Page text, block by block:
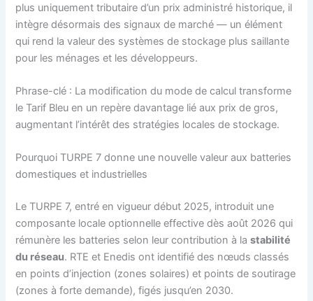
plus uniquement tributaire d’un prix administré historique, il
intègre désormais des signaux de marché — un élément
qui rend la valeur des systèmes de stockage plus saillante
pour les ménages et les développeurs.
Phrase-clé : La modification du mode de calcul transforme
le Tarif Bleu en un repère davantage lié aux prix de gros,
augmentant l’intérêt des stratégies locales de stockage.
Pourquoi TURPE 7 donne une nouvelle valeur aux batteries
domestiques et industrielles
Le TURPE 7, entré en vigueur début 2025, introduit une
composante locale optionnelle effective dès août 2026 qui
rémunère les batteries selon leur contribution à lastabilité
du réseau. RTE et Enedis ont identifié des nœuds classés
en points d’injection (zones solaires) et points de soutirage
(zones à forte demande), figés jusqu’en 2030.